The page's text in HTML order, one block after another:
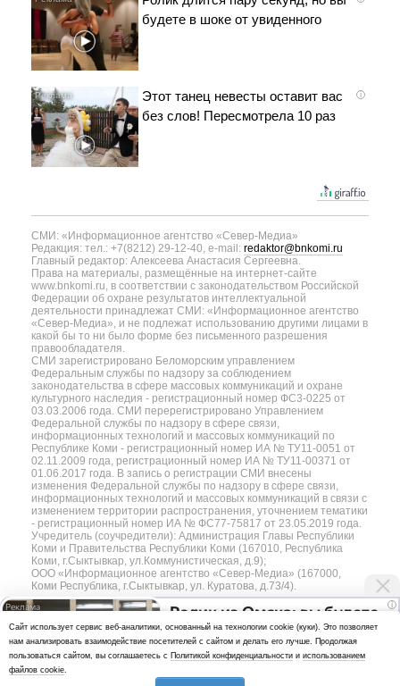
будете в шоке от увиденного
i
Этот танец невесты оставит вас
без слов! Пересмотрела 10 раз
СМИ: «Информационное агентство «Север-Медиа»
Редакция: тел.: +7(8212) 29-12-40, e-mail: redaktor@bnkomi.ru
Главный редактор: Алексеева Анастасия Сергеевна.
Права на материалы, размещённые на интернет-сайте
www.bnkomi.ru, в соответствии с законодательством Российской
Федерации об охране результатов интеллектуальной
деятельности принадлежат СМИ: «Информационное агентство
«Север-Медиа», и не подлежат использованию другими лицами в
какой бы то ни было форме без письменного разрешения
правообладателя.
СМИ зарегистрировано Беломорским управлением
Федеральным службы по надзору за соблюдением
законодательства в сфере массовых коммуникаций и охране
культурного наследия - регистрационный номер ФС3-0225 от
03.03.2006 года. СМИ перерегистрировано Управлением
Федеральной службы по надзору в сфере связи,
информационных технологий и массовых коммуникаций по
Республике Коми - регистрационный номер ИА № ТУ11-0051 от
02.11.2009 года, регистрационный номер ИА № ТУ11-00371 от
01.06.2017 года. В запись о регистрации СМИ внесены
изменения Федеральной службы по надзору в сфере связи,
информационных технологий и массовых коммуникаций в связи с
изменением территории распространения, уточнением тематики
- регистрационный номер ИА № ФС77-75817 от 23.05.2019 года.
Учредитель (соучредители): Администрация Главы Республики
Коми и Правительства Республики Коми (167010, Республика
Коми, г.Сыктывкар, ул.Коммунистическая, д.9);
ООО «Информационное агентство «Север-Медиа» (167000,
Коми Республика, г.Сыктывкар, ул. Куратова, д.73/4).
Разработка сайта — web-студия «Цифровой Век»
i
Ролик из Омска: вы будете
смеяться долго
Политика
конфиденциальности
Использование аналитики и файлов куки
Cайт использует сервис веб-аналитики, основанный на технологии cookie (куки). Это позволяет
нам анализировать взаимодействие посетителей с сайтом и делать его лучше. Продолжая
пользоваться сайтом, вы соглашаетесь с Политикой конфиденциальности и использованием
файлов cookie.